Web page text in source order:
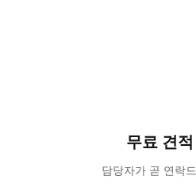
무료 견
담당자가 곧 연락